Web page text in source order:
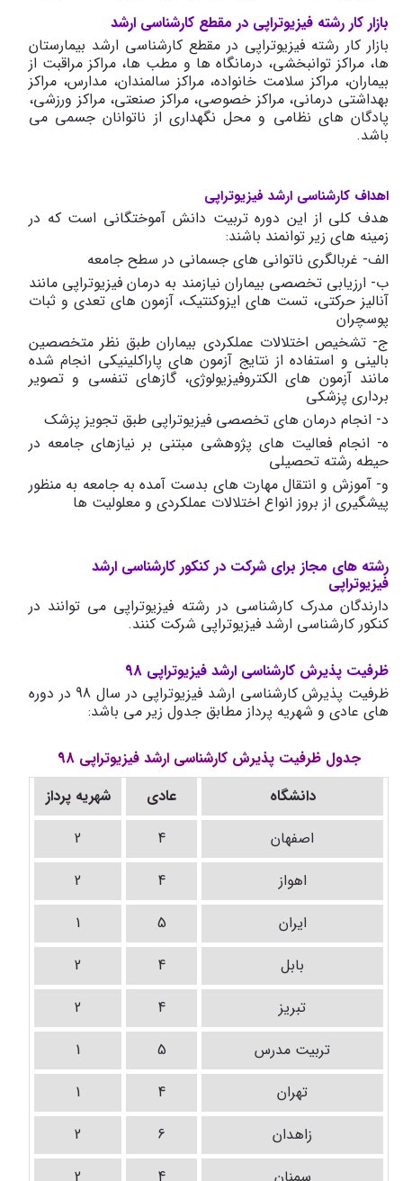
بازار کار رشته فیزیوتراپی در مقطع کارشناسی ارشد
بازار کار رشته فیزیوتراپی در مقطع کارشناسی ارشد بیمارستان
ها، مراکز توانبخشی، درمانگاه ها و مطب ها، مراکز مراقبت از
بیماران، مراکز سلامت خانواده، مراکز سالمندان، مدارس، مراکز
بهداشتی درمانی، مراکز خصوصی، مراکز صنعتی، مراکز ورزشی،
پادگان های نظامی و محل نگهداری از ناتوانان جسمی می
باشد.
اهداف کارشناسی ارشد فیزیوتراپی
هدف کلی از این دوره تربیت دانش آموختگانی است که در
زمینه های زیر توانمند باشند:
الف- غربالگری ناتوانی های جسمانی در سطح جامعه
ب- ارزیابی تخصصی بیماران نیازمند به درمان فیزیوتراپی مانند
آنالیز حرکتی، تست های ایزوکنتیک، آزمون های تعدی و ثبات
پوسچران
ج- تشخیص اختلالات عملکردی بیماران طبق نظر متخصصین
بالینی و استفاده از نتایج آزمون های پاراکلینیکی انجام شده
مانند آزمون های الکتروفیزیولوژی، گازهای تنفسی و تصویر
برداری پزشکی
د- انجام درمان های تخصصی فیزیوتراپی طبق تجویز پزشک
ه- انجام فعالیت های پژوهشی مبتنی بر نیازهای جامعه در
حیطه رشته تحصیلی
و- آموزش و انتقال مهارت های بدست آمده به جامعه به منظور
پیشگیری از بروز انواع اختلالات عملکردی و معلولیت ها
رشته های مجاز برای شرکت در کنکور کارشناسی ارشد
فیزیوتراپی
دارندگان مدرک کارشناسی در رشته فیزیوتراپی می توانند در
کنکور کارشناسی ارشد فیزیوتراپی شرکت کنند.
ظرفیت پذیرش کارشناسی ارشد فیزیوتراپی 98
ظرفیت پذیرش کارشناسی ارشد فیزیوتراپی در سال 98 در دوره
های عادی و شهریه پرداز مطابق جدول زیر می باشد:
جدول ظرفیت پذیرش کارشناسی ارشد فیزیوتراپی 98
دانشگاه
عادی
شهریه پرداز
اصفهان
4
2
اهواز
4
2
ایران
5
1
بابل
4
2
تبریز
4
2
تربیت مدرس
5
1
تهران
4
1
زاهدان
6
2